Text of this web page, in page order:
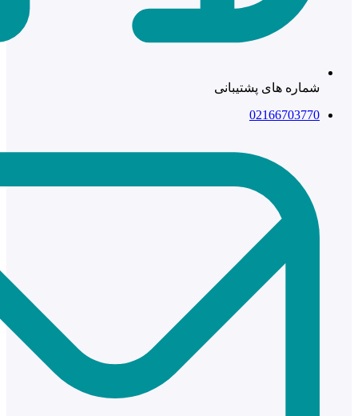
شماره های پشتیبانی
02166703770